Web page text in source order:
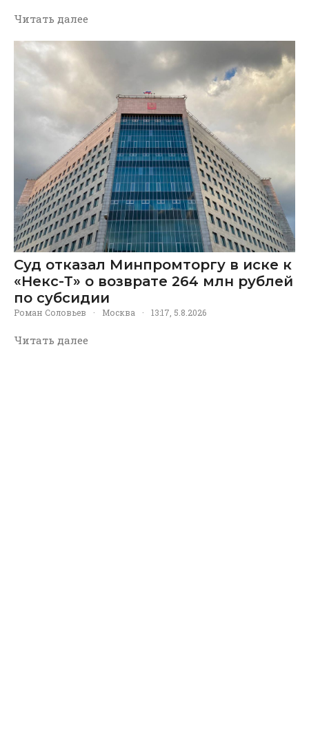
Читать далее
Суд отказал Минпромторгу в иске к
«Некс-Т» о возврате 264 млн рублей
по субсидии
Роман Соловьев · Москва · 13:17, 5.8.2026
Читать далее